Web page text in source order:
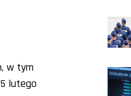
w tym
lutego